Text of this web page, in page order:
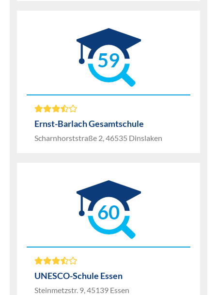
59
Ernst-Barlach Gesamtschule
Scharnhorststraße 2, 46535 Dinslaken
60
UNESCO-Schule Essen
Steinmetzstr. 9, 45139 Essen